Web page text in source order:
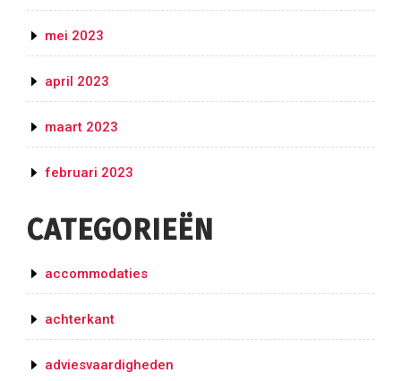
mei 2023
april 2023
maart 2023
februari 2023
CATEGORIEËN
accommodaties
achterkant
adviesvaardigheden